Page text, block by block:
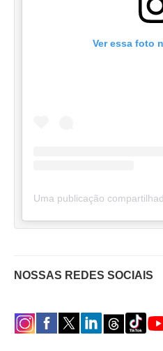
Ver essa foto
NOSSAS REDES SOCIAIS